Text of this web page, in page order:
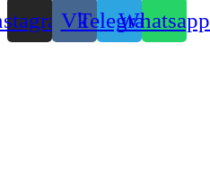
VkTelegramWhatsapp